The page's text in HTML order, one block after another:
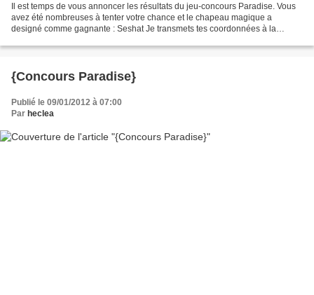
Il est temps de vous annoncer les résultats du jeu-concours Paradise. Vous
avez été nombreuses à tenter votre chance et le chapeau magique a
designé comme gagnante : Seshat Je transmets tes coordonnées à la
{Concours Paradise}
Publié le 09/01/2012 à 07:00
Par heclea